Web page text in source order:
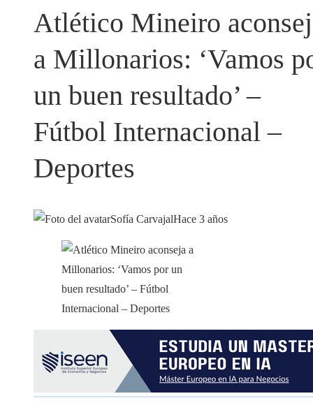
Atlético Mineiro
a Millonarios: ‘Vamos
un buen resultado’ –
Fútbol Internacional –
Deportes
Sofía CarvajalHace 3 años